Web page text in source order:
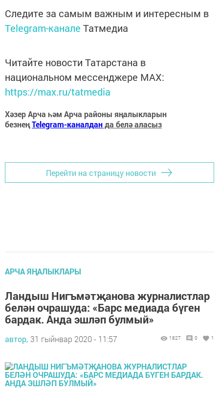
Следите за самым важным и интересным в
Telegram-канале Татмедиа
Читайте новости Татарстана в
национальном мессенджере MАХ:
https://max.ru/tatmedia
Хәзер Арча һәм Арча районы яңалыкларын
безнеңTelegram-каналданда белә аласыз
Перейти на страницу новости
АРЧА ЯҢАЛЫКЛАРЫ
Ландыш Нигъмәтҗанова журналистлар
белән очрашуда: «Барс медиада бүген
бардак. Анда эшләп булмый»
автор, 31 гыйнвар 2020 - 11:57 1827 0 1